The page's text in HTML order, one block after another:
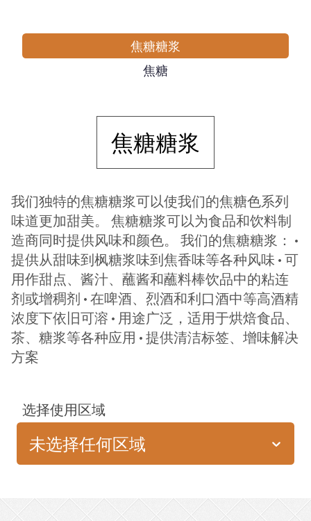
焦糖糖浆
焦糖
焦糖糖浆
我们独特的焦糖糖浆可以使我们的焦糖色系列
味道更加甜美。 焦糖糖浆可以为食品和饮料制
造商同时提供风味和颜色。 我们的焦糖糖浆： •
提供从甜味到枫糖浆味到焦香味等各种风味 • 可
用作甜点、酱汁、蘸酱和蘸料棒饮品中的粘连
剂或增稠剂 • 在啤酒、烈酒和利口酒中等高酒精
浓度下依旧可溶 • 用途广泛，适用于烘焙食品、
茶、糖浆等各种应用 • 提供清洁标签、增味解决
方案
选择使用区域
未选择任何区域